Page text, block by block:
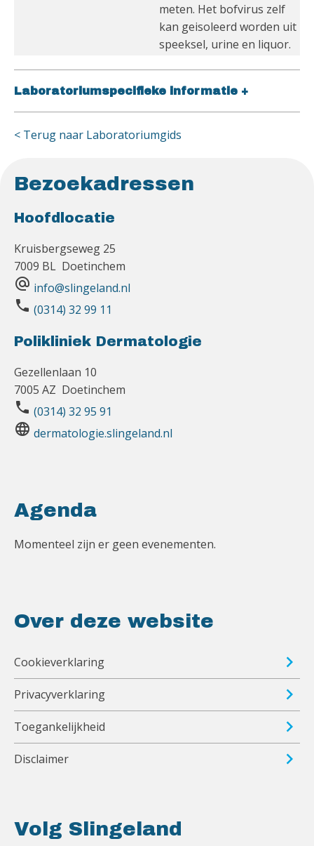
meten. Het bofvirus zelf
kan geisoleerd worden uit
speeksel, urine en liquor.
Laboratoriumspecifieke informatie +
< Terug naar Laboratoriumgids
Bezoekadressen
Hoofdlocatie
Kruisbergseweg 25
7009 BL Doetinchem
alternate_email info@slingeland.nl
phone (0314) 32 99 11
Polikliniek Dermatologie
Gezellenlaan 10
7005 AZ Doetinchem
phone (0314) 32 95 91
language dermatologie.slingeland.nl
Volg Slingeland
Agenda
Momenteel zijn er geen evenementen.
Over deze website
Cookieverklaring
Privacyverklaring
Toegankelijkheid
Disclaimer